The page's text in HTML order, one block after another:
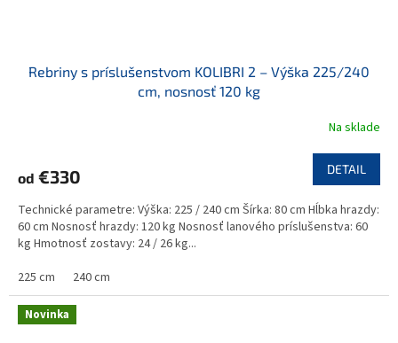
Rebriny s príslušenstvom KOLIBRI 2 – Výška 225/240
cm, nosnosť 120 kg
Na sklade
od €330 DETAIL
Technické parametre: Výška: 225 / 240 cm Šírka: 80 cm Hĺbka hrazdy:
60 cm Nosnosť hrazdy: 120 kg Nosnosť lanového príslušenstva: 60
kg Hmotnosť zostavy: 24 / 26 kg...
225 cm
240 cm
Novinka